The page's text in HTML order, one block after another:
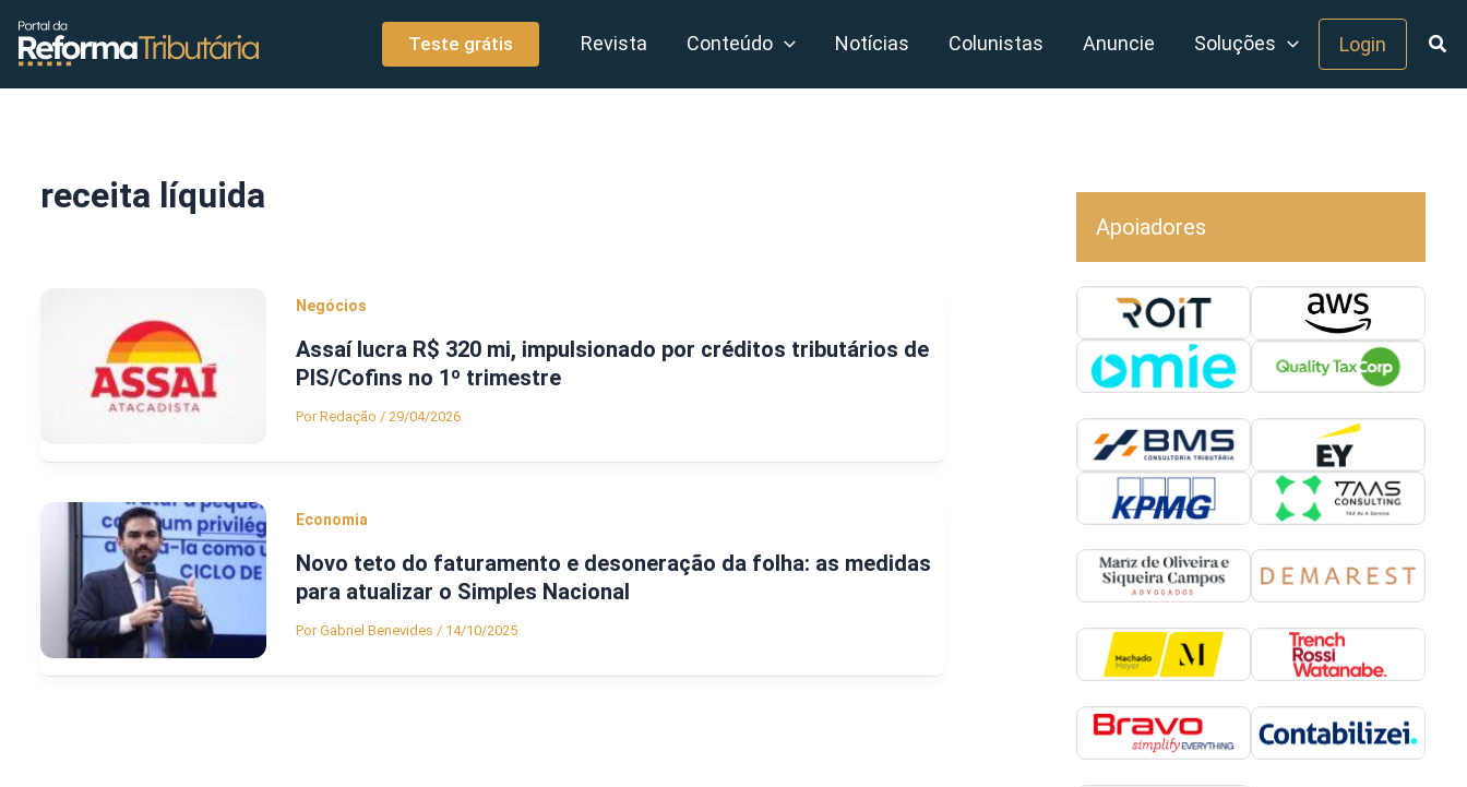
conteúdo
Teste grátis Revista Conteúdo Notícias Colunistas Anuncie Soluções Login
receita líquida
Negócios
Assaí lucra R$ 320 mi, impulsionado por créditos tributários de
PIS/Cofins no 1º trimestre
PorRedação / 29/04/2026
Economia
Novo teto do faturamento e desoneração da folha: as medidas
para atualizar o Simples Nacional
PorGabriel Benevides / 14/10/2025
Apoiadores